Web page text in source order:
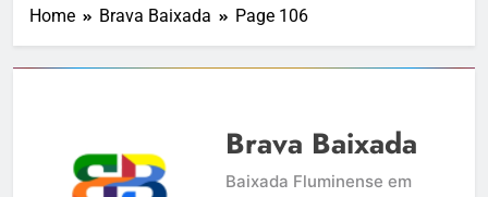
Home Brava Baixada Page 106
Brava Baixada
Baixada Fluminense em